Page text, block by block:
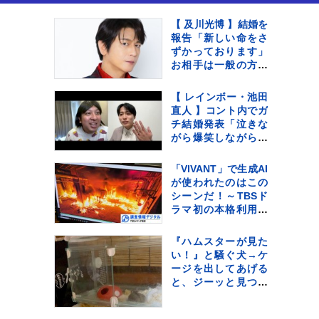
【 及川光博 】結婚を
報告「新しい命をさ
ずかっております」
お相手は一般の方
ミッチーとして精
進〟【 コメント全文
】
【 レインボー・池田
直人 】コント内でガ
チ結婚発表「泣きな
がら爆笑しながらよ
手はフリーアナウン
サー・佐藤佳奈さ
ん ジャンボたかお
大祝福
「VIVANT」で生成AI
が使われたのはこの
シーンだ！～TBSド
ラマ初の本格利用～
ル】
『ハムスターが見た
い！』と騒ぐ犬→ケ
ージを出してあげる
と、ジーッと見つめ